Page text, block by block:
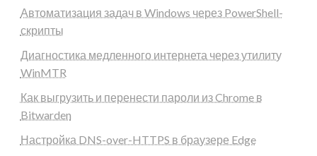
Автоматизация задач в Windows через PowerShell-
скрипты
Диагностика медленного интернета через утилиту
WinMTR
Как выгрузить и перенести пароли из Chrome в
Bitwarden
Настройка DNS-over-HTTPS в браузере Edge